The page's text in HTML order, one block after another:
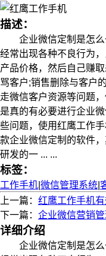
描述：
企业微信定制是怎么
经常出现各种不良行为
产品价格，然后自己赚
骂客户;销售删除与客户
走微信客户资源等问题
是真的有必要进行企业
些问题，使用红鹰工作
款企业微信定制的软件
研发的一 ... ...
标签：
工作手机 微信管理系统
上一篇： 红鹰工作手机
下一篇： 企业微信营销
详细介绍
企业微信定制是怎么